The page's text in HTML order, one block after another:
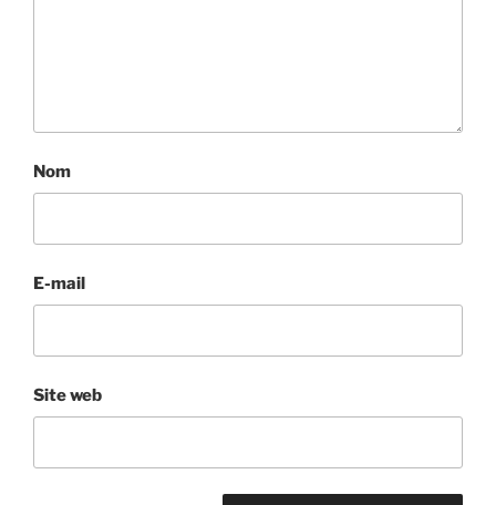
Nom
E-mail
Site web